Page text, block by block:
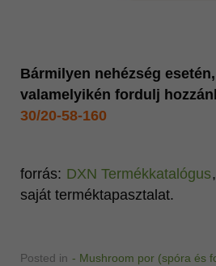
Bármilyen nehézség
valamelyikén fordulj
30/20-58-160
forrás: DXN Termékkatalógus,
saját terméktapasztalat.
Posted in - Mushroom por (spóra és